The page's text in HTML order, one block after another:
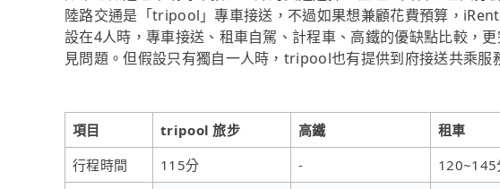
陸路交通是「tripool」專車接送，不過如果想兼顧花費預算，
設在4人時，專車接送、租車自駕、計程車、高鐵的優缺點比較，
見問題。但假設只有獨自一人時，tripool也有提供到府接送共乘服
項目 tripool 旅步 高鐵 租車
行程時間
115分 - 120~145